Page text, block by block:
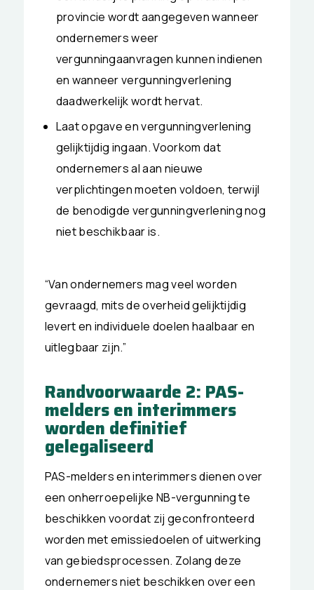
provincie wordt aangegeven wanneer
ondernemers weer
vergunningaanvragen kunnen indienen
en wanneer vergunningverlening
daadwerkelijk wordt hervat.
Laat opgave en vergunningverlening
gelijktijdig ingaan. Voorkom dat
ondernemers al aan nieuwe
verplichtingen moeten voldoen, terwijl
de benodigde vergunningverlening nog
niet beschikbaar is.
“Van ondernemers mag veel worden
gevraagd, mits de overheid gelijktijdig
levert en individuele doelen haalbaar en
uitlegbaar zijn.”
Randvoorwaarde 2: PAS-
melders en interimmers
worden definitief
gelegaliseerd
PAS-melders en interimmers dienen over
een onherroepelijke NB-vergunning te
beschikken voordat zij geconfronteerd
worden met emissiedoelen of uitwerking
van gebiedsprocessen. Zolang deze
ondernemers niet beschikken over een